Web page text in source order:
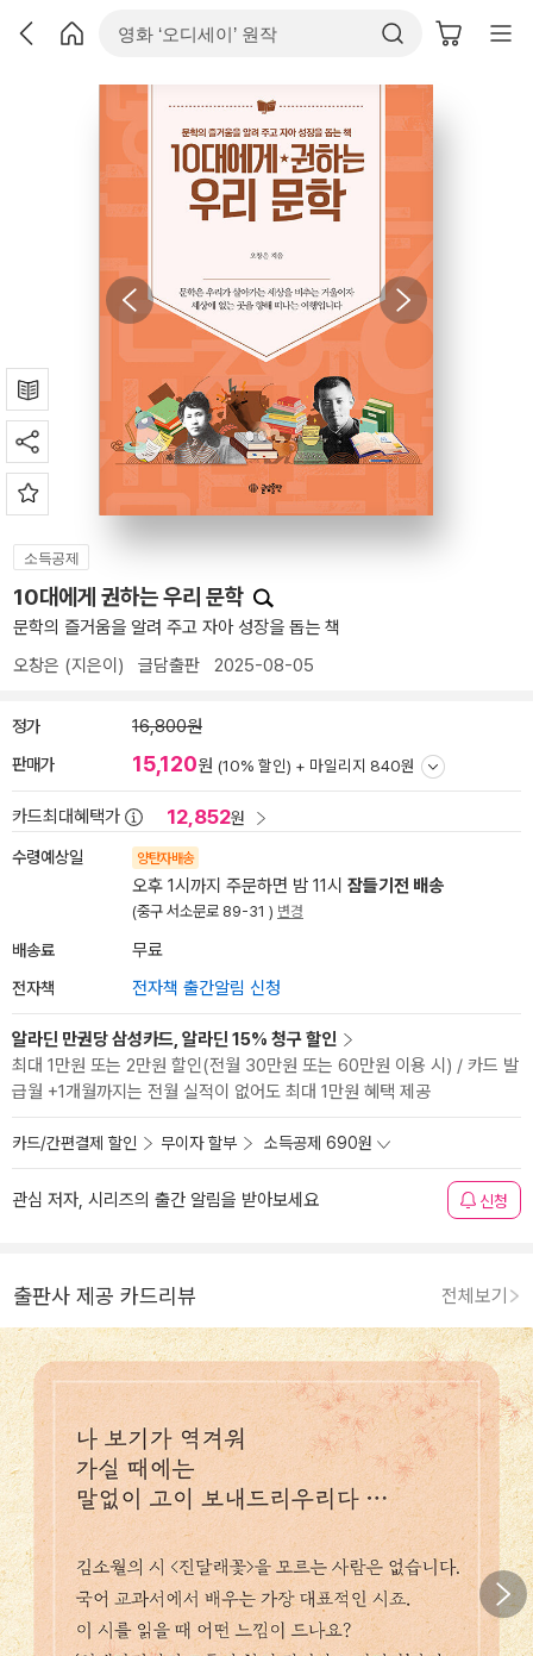
소득공제
10대에게 권하는 우리 문학
문학의 즐거움을 알려 주고 자아 성장을 돕는 책
오창은 (지은이) 글담출판 2025-08-05
정가 16,800원
판매가 15,120원 (10% 할인) + 마일리지 840원
카드최대혜택가 12,852원
수령예상일 양탄자배송
오후 1시까지 주문하면 밤 11시 잠들기전 배송
(중구 서소문로 89-31 ) 변경
배송료 무료
전자책 전자책 출간알림 신청
알라딘 만권당 삼성카드, 알라딘 15% 청구 할인
최대 1만원 또는 2만원 할인(전월 30만원 또는 60만원 이용 시) / 카드 발
급월 +1개월까지는 전월 실적이 없어도 최대 1만원 혜택 제공
카드/간편결제 할인 무이자 할부 소득공제 690원
관심 저자, 시리즈의 출간 알림을 받아보세요 신청
출판사 제공 카드리뷰 전체보기